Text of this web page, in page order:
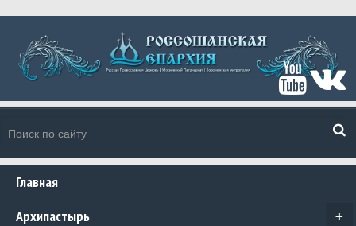
Главная
+
Архипастырь